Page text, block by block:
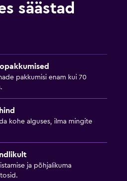
säästad
pakkumisi enam kui 70
kohe alguses, ilma mingite
ja põhjalikuma